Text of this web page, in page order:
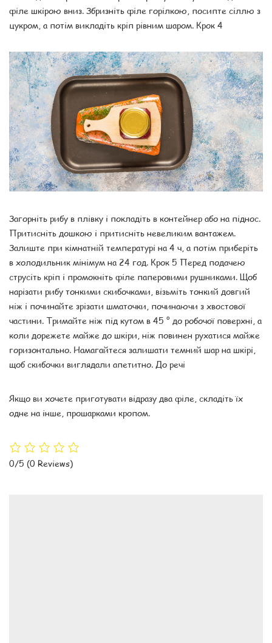
філе шкірою вниз. Збризніть філе горілкою, посипте сіллю з
цукром, а потім викладіть кріп рівним шаром. Крок 4
Загорніть рибу в плівку і покладіть в контейнер або на піднос.
Притисніть дошкою і притисніть невеликим вантажем.
Залиште при кімнатній температурі на 4 ч, а потім приберіть
в холодильник мінімум на 24 год. Крок 5 Перед подачею
струсіть кріп і промокніть філе паперовими рушниками. Щоб
нарізати рибу тонкими скибочками, візьміть тонкий довгий
ніж і починайте зрізати шматочки, починаючи з хвостової
частини. Тримайте ніж під кутом в 45 ° до робочої поверхні, а
коли дорежете майже до шкіри, ніж повинен рухатися майже
горизонтально. Намагайтеся залишати темний шар на шкірі,
щоб скибочки виглядали апетитно. До речі
Якщо ви хочете приготувати відразу два філе, складіть їх
одне на інше, прошарками кропом.
0/5 (0 Reviews)